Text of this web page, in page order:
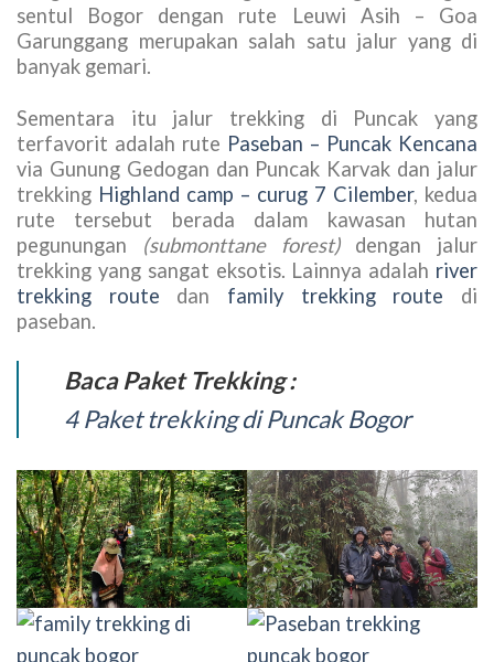
sentul Bogor dengan rute Leuwi Asih – Goa
Garunggang merupakan salah satu jalur yang di
banyak gemari.
Sementara itu jalur trekking di Puncak yang
terfavorit adalah rute Paseban – Puncak Kencana
via Gunung Gedogan dan Puncak Karvak dan jalur
trekking Highland camp – curug 7 Cilember, kedua
rute tersebut berada dalam kawasan hutan
pegunungan
(submonttane forest)dengan jalur
trekking yang sangat eksotis. Lainnya adalah river
trekking route dan family trekking route di
paseban.
Baca Paket Trekking :
4 Paket trekking di Puncak Bogor